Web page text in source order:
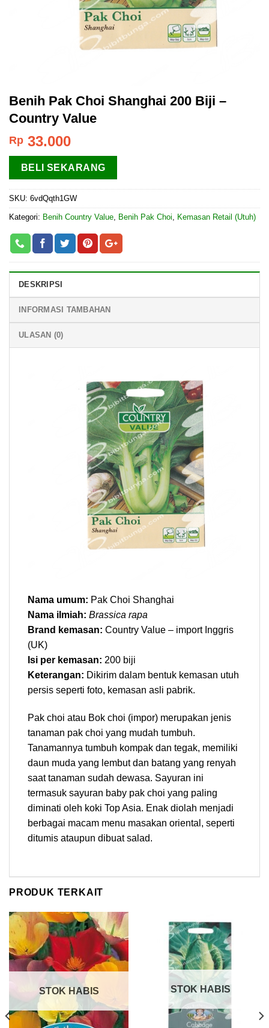
Benih Pak Choi Shanghai 200 Biji –
Country Value
Rp 33.000
BELI SEKARANG
SKU: 6vdQqth1GW
Kategori: Benih Country Value Benih Pak Choi Kemasan Retail (Utuh)
DESKRIPSI
INFORMASI TAMBAHAN
ULASAN (0)
Nama umum: Pak Choi Shanghai
Nama ilmiah: Brassica rapa
Brand kemasan: Country Value – import Inggris
(UK)
Isi per kemasan: 200 biji
Keterangan: Dikirim dalam bentuk kemasan utuh
persis seperti foto, kemasan asli pabrik.
Pak choi atau Bok choi (impor) merupakan jenis
tanaman pak choi yang mudah tumbuh.
Tanamannya tumbuh kompak dan tegak, memiliki
daun muda yang lembut dan batang yang renyah
saat tanaman sudah dewasa. Sayuran ini
termasuk sayuran baby pak choi yang paling
diminati oleh koki Top Asia. Enak diolah menjadi
berbagai macam menu masakan oriental, seperti
ditumis ataupun dibuat salad.
PRODUK TERKAIT
STOK HABIS STOK HABIS